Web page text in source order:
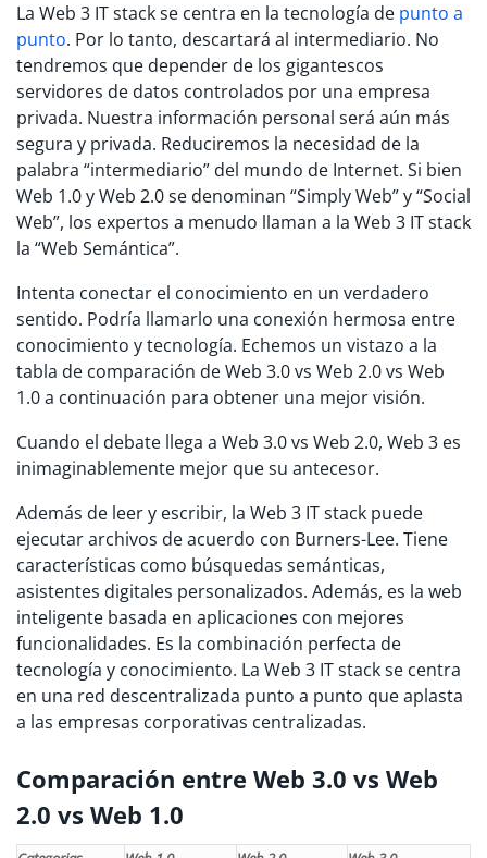
La Web 3 IT stack se centra en la tecnología de punto a
punto. Por lo tanto, descartará al intermediario. No
tendremos que depender de los gigantescos
servidores de datos controlados por una empresa
privada. Nuestra información personal será aún más
segura y privada. Reduciremos la necesidad de la
palabra “intermediario” del mundo de Internet. Si bien
Web 1.0 y Web 2.0 se denominan “Simply Web” y “Social
Web”, los expertos a menudo llaman a la Web 3 IT stack
la “Web Semántica”.
Intenta conectar el conocimiento en un verdadero
sentido. Podría llamarlo una conexión hermosa entre
conocimiento y tecnología. Echemos un vistazo a la
tabla de comparación de Web 3.0 vs Web 2.0 vs Web
1.0 a continuación para obtener una mejor visión.
Cuando el debate llega a Web 3.0 vs Web 2.0, Web 3 es
inimaginablemente mejor que su antecesor.
Además de leer y escribir, la Web 3 IT stack puede
ejecutar archivos de acuerdo con Burners-Lee. Tiene
características como búsquedas semánticas,
asistentes digitales personalizados. Además, es la web
inteligente basada en aplicaciones con mejores
funcionalidades. Es la combinación perfecta de
tecnología y conocimiento. La Web 3 IT stack se centra
en una red descentralizada punto a punto que aplasta
a las empresas corporativas centralizadas.
Comparación entre Web 3.0 vs Web
2.0 vs Web 1.0